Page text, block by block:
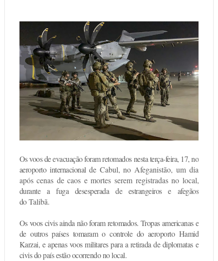
Os voos de evacuação foram retomados nesta terça-feira, 17, no
aeroporto internacional de Cabul, no Afeganistão, um dia
após cenas de caos e mortes serem registradas no local,
durante a fuga desesperada de estrangeiros e afegãos
do Talibã.
Os voos civis ainda não foram retomados. Tropas americanas e
de outros países tomaram o controle do aeroporto Hamid
Karzai, e apenas voos militares para a retirada de diplomatas e
civis do país estão ocorrendo no local.